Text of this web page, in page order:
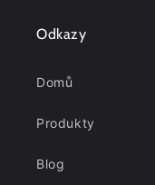
Odkazy
Domů
Produkty
Blog